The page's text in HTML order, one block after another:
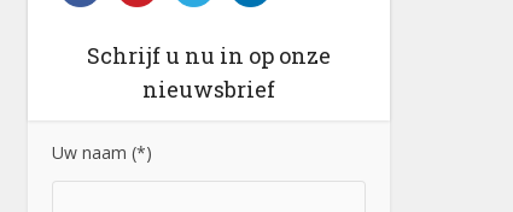
Schrijf u nu in op onze
nieuwsbrief
Uw naam (*)